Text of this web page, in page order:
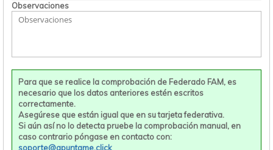
Observaciones
Para que se realice la comprobación de Federado FAM, es
necesario que los datos anteriores estén escritos
correctamente.
Asegúrese que están igual que en su tarjeta federativa.
Si aún así no lo detecta pruebe la comprobación manual, en
caso contrario póngase en contacto con:
soporte@apuntame.click